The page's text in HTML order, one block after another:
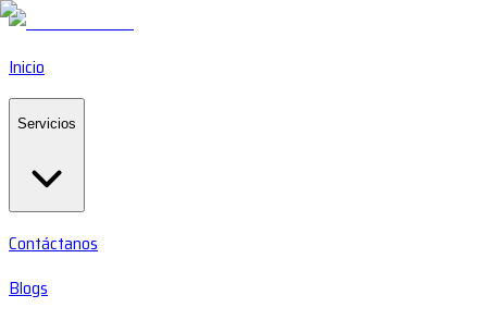
Inicio
Servicios
Contáctanos
Blogs